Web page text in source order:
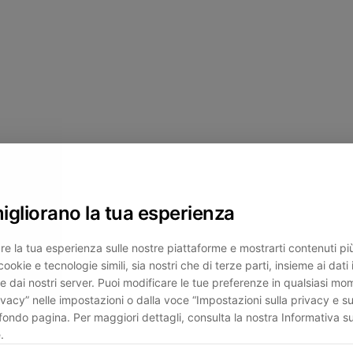
la tua esperienza
la tua esperienza sulle nostre piattaforme e mostrarti contenuti
e tecnologie simili, sia nostri che di terze parti, insieme ai dati
dai nostri server. Puoi modificare le tue preferenze in qualsiasi
nelle impostazioni o dalla voce “Impostazioni sulla privacy e
pagina. Per maggiori dettagli, consulta la nostra Informativa